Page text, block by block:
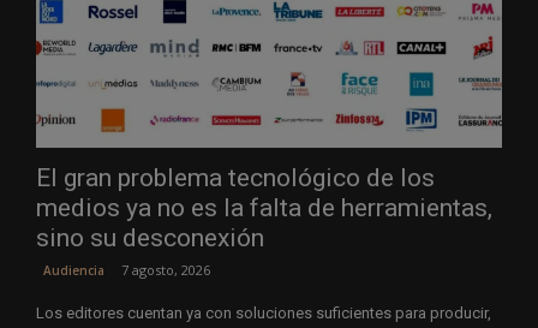
El gran problema tecnológico de los
medios ya no es la falta de herramientas,
sino su desconexión
Audiencia 7 agosto, 2026
Los editores cuentan ya con soluciones suficientes para producir,